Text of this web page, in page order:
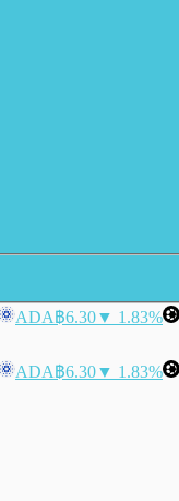
ADA฿6.30▼ 1.83%
ADA฿6.30▼ 1.83%